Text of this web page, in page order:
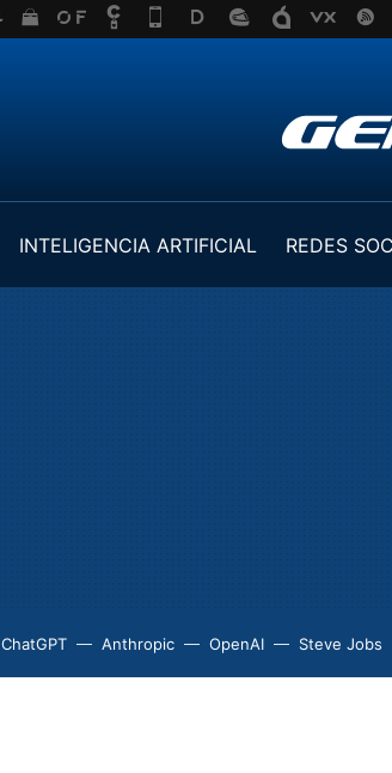
INTELIGENCIA ARTIFICIAL REDES
ChatGPT Anthropic OpenAI Steve Jobs